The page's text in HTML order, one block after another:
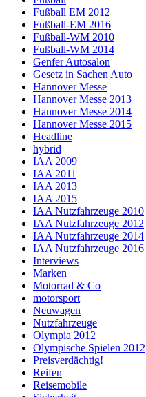
Fußball EM 2012
Fußball-EM 2016
Fußball-WM 2010
Fußball-WM 2014
Genfer Autosalon
Gesetz in Sachen Auto
Hannover Messe
Hannover Messe 2013
Hannover Messe 2014
Hannover Messe 2015
Headline
hybrid
IAA 2009
IAA 2011
IAA 2013
IAA 2015
IAA Nutzfahrzeuge 2010
IAA Nutzfahrzeuge 2012
IAA Nutzfahrzeuge 2014
IAA Nutzfahrzeuge 2016
Interviews
Marken
Motorrad & Co
motorsport
Neuwagen
Nutzfahrzeuge
Olympia 2012
Olympische Spielen 2012
Preisverdächtig!
Reifen
Reisemobile